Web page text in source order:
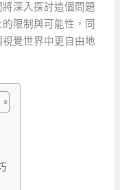
深入探討這個問題
限制與可能性，同
覺世界中更自由地